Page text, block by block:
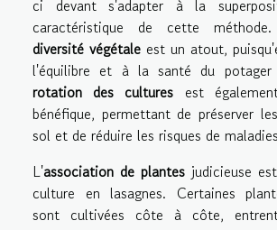
ci devant s'adapter à la
caractéristique de cette
diversité végétale est un atout,
l'équilibre et à la santé du potager
rotation des cultures est
bénéfique, permettant de préserver
sol et de réduire les risques de
L'association de plantes judicieuse
culture en lasagnes. Certaines
sont cultivées côte à côte,